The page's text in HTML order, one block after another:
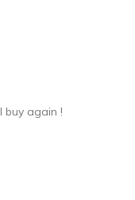
buy again !